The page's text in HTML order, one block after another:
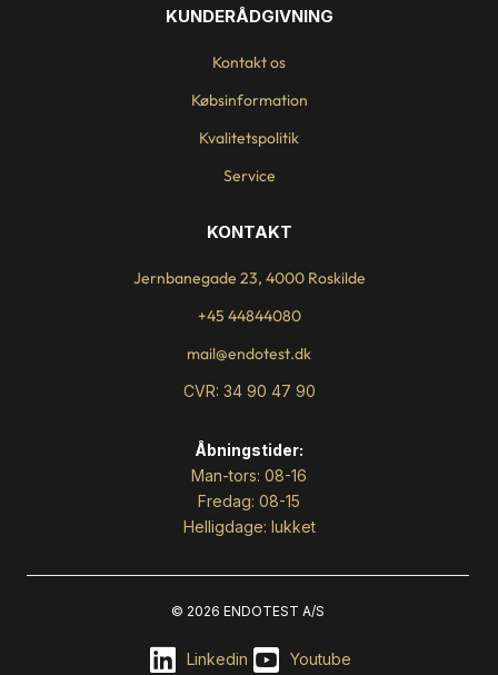
KUNDERÅDGIVNING
Kontakt os
Købsinformation
Kvalitetspolitik
Service
KONTAKT
Jernbanegade 23, 4000 Roskilde
+45 44844080
mail@endotest.dk
CVR: 34 90 47 90
Åbningstider:
Man-tors: 08-16
Fredag: 08-15
Helligdage: lukket
© 2026 ENDOTEST A/S
Linkedin Youtube